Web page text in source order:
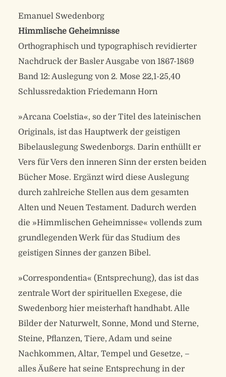
Emanuel Swedenborg
Himmlische Geheimnisse
Orthographisch und typographisch revidierter
Nachdruck der Basler Ausgabe von 1867-1869
Band 12: Auslegung von 2. Mose 22,1-25,40
Schlussredaktion Friedemann Horn
»Arcana Coelstia«, so der Titel des lateinischen
Originals, ist das Hauptwerk der geistigen
Bibelauslegung Swedenborgs. Darin enthüllt er
Vers für Vers den inneren Sinn der ersten beiden
Bücher Mose. Ergänzt wird diese Auslegung
durch zahlreiche Stellen aus dem gesamten
Alten und Neuen Testament. Dadurch werden
die »Himmlischen Geheimnisse« vollends zum
grundlegenden Werk für das Studium des
geistigen Sinnes der ganzen Bibel.
»Correspondentia« (Entsprechung), das ist das
zentrale Wort der spirituellen Exegese, die
Swedenborg hier meisterhaft handhabt. Alle
Bilder der Naturwelt, Sonne, Mond und Sterne,
Steine, Pflanzen, Tiere, Adam und seine
Nachkommen, Altar, Tempel und Gesetze, –
alles Äußere hat seine Entsprechung in der